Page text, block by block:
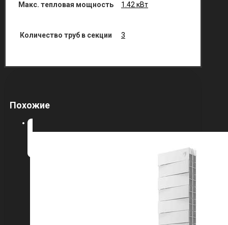
Макс. тепловая мощность 1.42 кВт
Количество труб в секции 3
Похожие